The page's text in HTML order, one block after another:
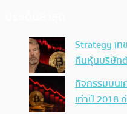
Strategy เท
คืนหุ้นบริษัท
กิจกรรมบนเ
เท่าปี